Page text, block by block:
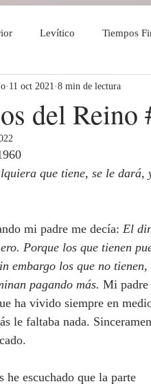
Levítico Tiempos
del Reino
11 oct 2021 8 min de lectura
mi padre me decía:
El
Porque los que tienen
embargo los que no
pagando más. Mi padre
ha vivido siempre en
le faltaba nada.